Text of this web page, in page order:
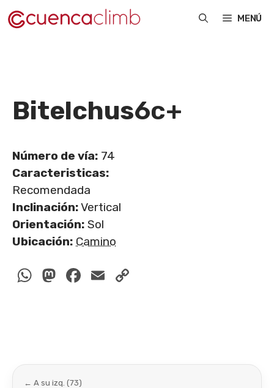
Saltar
al
MENÚ
Bitelchus6c+
Número de vía: 74
Caracteristicas:
Recomendada
Inclinación:Vertical
Orientación: Sol
Ubicación: Camino
WhatsApp
Mastodon
Facebook
Email
← A su izq. (73)